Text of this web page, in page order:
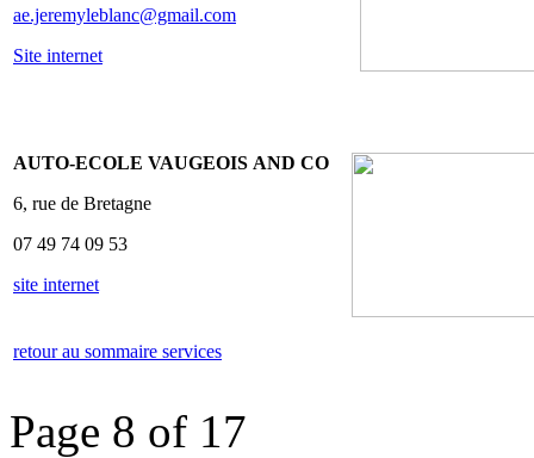
ae.jeremyleblanc@gmail.com
Site internet
AUTO-ECOLE VAUGEOIS AND CO
6, rue de Bretagne
07 49 74 09 53
site internet
retour au sommaire services
Page 8 of 17